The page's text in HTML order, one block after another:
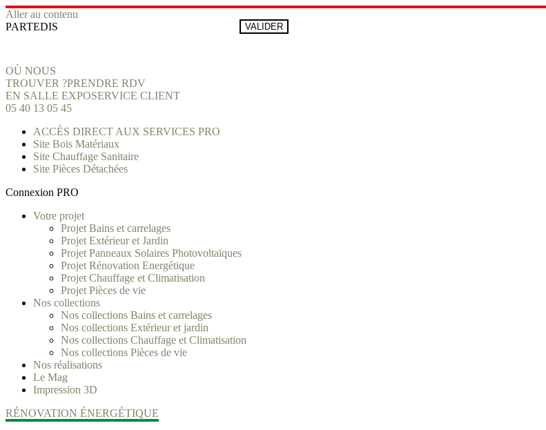
Aller au contenu
PARTEDIS
OÙ NOUS
TROUVER ?PRENDRE RDV
EN SALLE EXPOSERVICE CLIENT
05 40 13 05 45
ACCÈS DIRECT AUX SERVICES PRO
Site Bois Matériaux
Site Chauffage Sanitaire
Site Pièces Détachées
Connexion PRO
Votre projet
Projet Bains et carrelages
Projet Extérieur et Jardin
Projet Panneaux Solaires Photovoltaïques
Projet Rénovation Energétique
Projet Chauffage et Climatisation
Projet Pièces de vie
Nos collections
Nos collections Bains et carrelages
Nos collections Extérieur et jardin
Nos collections Chauffage et Climatisation
Nos collections Pièces de vie
Nos réalisations
Le Mag
Impression 3D
RÉNOVATION ÉNERGÉTIQUE
VALIDER